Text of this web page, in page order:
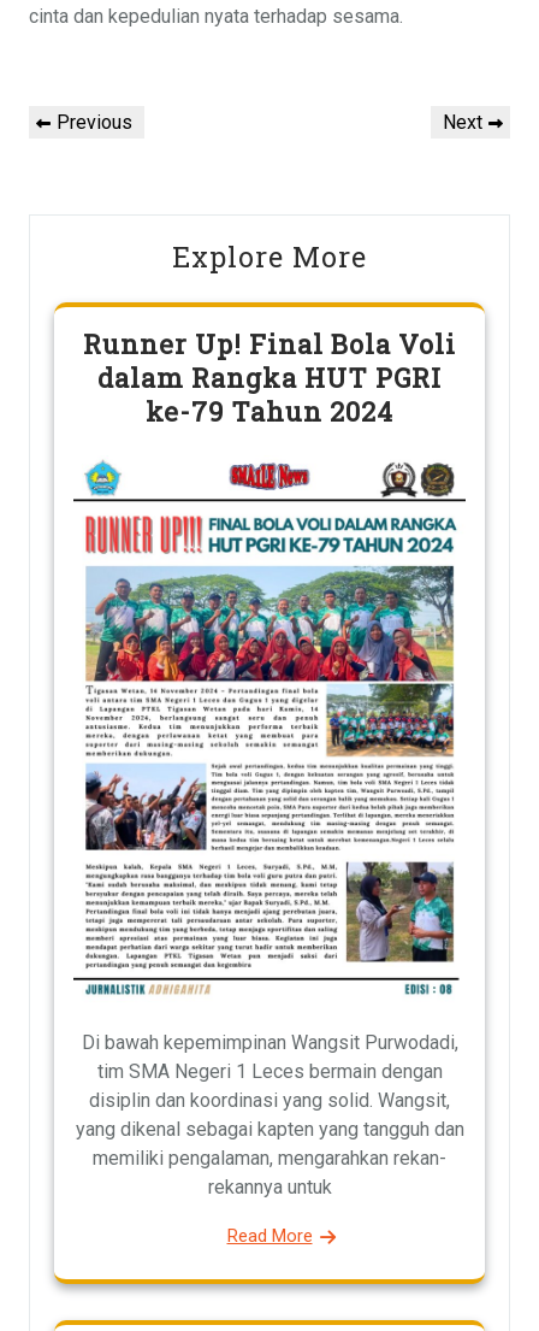
cinta dan kepedulian nyata terhadap sesama.
Post
navigation
Previous
Previous
Next
Next
Explore More
Runner Up! Final Bola Voli
dalam Rangka HUT PGRI
ke-79 Tahun 2024
Di bawah kepemimpinan Wangsit Purwodadi,
tim SMA Negeri 1 Leces bermain dengan
disiplin dan koordinasi yang solid. Wangsit,
yang dikenal sebagai kapten yang tangguh dan
memiliki pengalaman, mengarahkan rekan-
rekannya untuk
Read More